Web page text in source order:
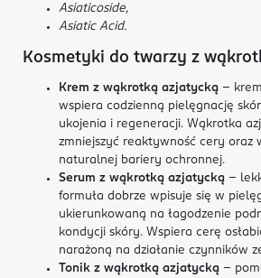
Asiaticoside,
Asiatic Acid.
Kosmetyki do twarzy z
Krem z wąkrotką azjatycką –
wspiera codzienną pielęgnację
ukojenia i regeneracji. Wąkrotka
zmniejszyć reaktywność cery oraz
naturalnej bariery ochronnej.
Serum z wąkrotką azjatycką –
formuła dobrze wpisuje się w
ukierunkowaną na łagodzenie
kondycji skóry. Wspiera cerę
narażoną na działanie czynników
Tonik z wąkrotką azjatycką –